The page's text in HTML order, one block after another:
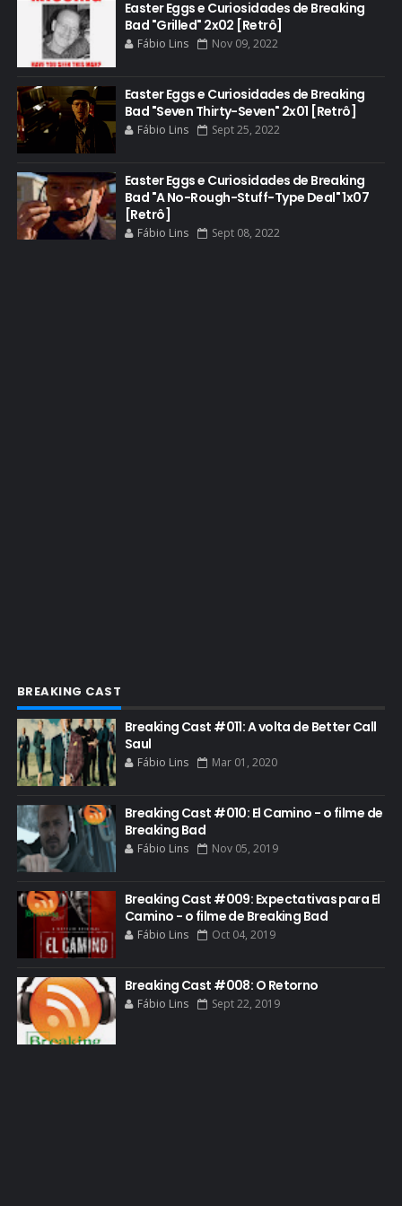
DEAN NORRIS
DOCUMENTÁRIO
DOS HOMBRES MEZCAL
EASTER EGGS
EDITORIAL
EL CAMINO
ELECTRIC DREAMS
ELENCO 5ª TEMPORADA
FELIZ NATAL
FILME
GIANCARLO ESPOSITO
GOLDEN GLOBE
GRACEPOINT
GREENBRIER
GUIA DE EPISÓDIOS
GUS FRING
HCATV AWARDS
HCATV AWARDS 2022
HECTOR SALAMANCA
Easter Eggs e Curiosidades de Breaking
Bad "Grilled" 2x02 [Retrô]
Fábio Lins Nov 09, 2022
Easter Eggs e Curiosidades de Breaking
Bad "Seven Thirty-Seven" 2x01 [Retrô]
Fábio Lins Sept 25, 2022
Easter Eggs e Curiosidades de Breaking
Bad "A No-Rough-Stuff-Type Deal" 1x07
[Retrô]
Fábio Lins Sept 08, 2022
BREAKING CAST
Breaking Cast #011: A volta de Better Call
Saul
Fábio Lins Mar 01, 2020
Breaking Cast #010: El Camino - o filme de
Breaking Bad
Fábio Lins Nov 05, 2019
Breaking Cast #009: Expectativas para El
Camino - o filme de Breaking Bad
Fábio Lins Oct 04, 2019
Breaking Cast #008: O Retorno
Fábio Lins Sept 22, 2019